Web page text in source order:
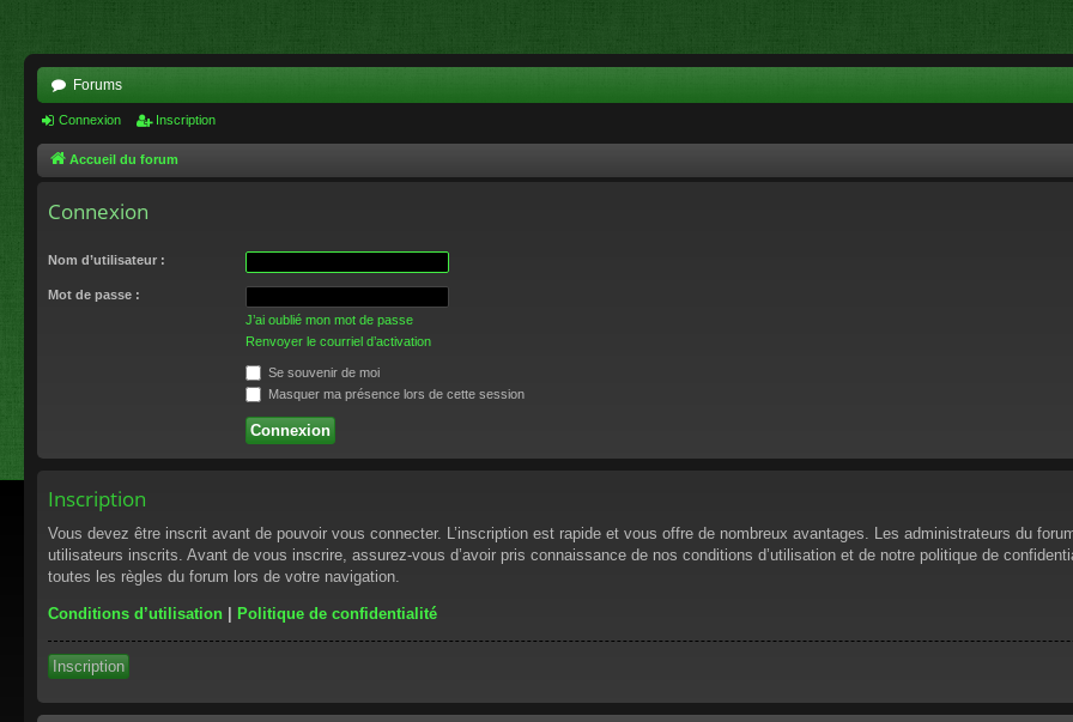
Forums
Connexion Inscription
Accueil du forum
Connexion
Nom d’utilisateur :
Mot de passe :
J’ai oublié mon mot de passe
Renvoyer le courriel d’activation
Se souvenir de moi
Masquer ma présence lors de cette session
Inscription
Vous devez être inscrit avant de pouvoir vous connecter. L’inscription est rapide et vous offre de nombreux avantages. Les administrateurs du
utilisateurs inscrits. Avant de vous inscrire, assurez-vous d’avoir pris connaissance de nos conditions d’utilisation et de notre politique de
toutes les règles du forum lors de votre navigation.
Conditions d’utilisation | Politique de confidentialité
Inscription